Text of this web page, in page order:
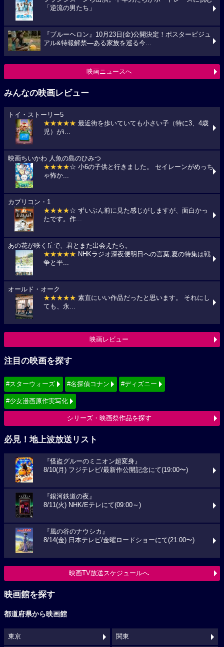
「逆流の男たち」
『ブルーヘロン』10月23日(金)公開決定！ポスタービジュ
アル&特報解禁―ある家族を巡る今...
映画ニュースへ
みんなの映画レビュー
トイ・ストーリー5
★★★★★ 最近街を歩いていても小さい子（特に3、4歳
児）がi...
映画ちいかわ 人魚の島のひみつ
★★★★☆ 小6の子供と行きました。 セイレーンがめっち
ゃ怖か...
カプリコン・1
★★★★☆ ずいぶん前に見た感じがしますが、面白かっ
たです。作...
あの花が咲く丘で、君とまた出会えたら。
★★★★★ NHKラジオ深夜便明日への言葉,夏の特集は戦
争と平...
オールド・オーク
★★★★★ 素直にいい作品だったと思います。 それにし
ても、永...
映画レビュー
注目の映画を探す
#スターウォーズ #名探偵コナン #ディズニー
#少女漫画原作実写化
シリーズ・映画祭作品を探す
必見！地上波放送リスト
『怪盗グルーのミニオン超変身』
8/10(月) フジテレビ/最新作公開記念にて(19:00〜)
『銀河鉄道の夜』
8/11(火) NHK/Eテレにて(09:00～)
『風の谷のナウシカ』
8/14(金) 日本テレビ/金曜ロードショーにて(21:00〜)
映画TV放送スケジュールへ
映画館を探す
都道府県から映画館
東京 関東